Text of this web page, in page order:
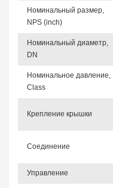
Номинальный размер,
NPS (inch)
Номинальный диаметр,
DN
Номинальное давление,
Class
Крепление крышки
Соединение
Управление